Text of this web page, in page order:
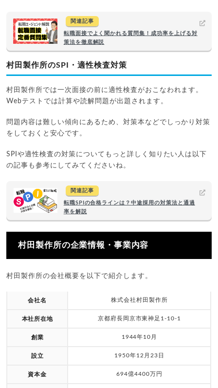
関連記事
転職面接でよく聞かれる質問集！成功率を上げる対
策法を徹底解説
村田製作所のSPI・適性検査対策
村田製作所では一次面接の前に適性検査がおこなわれます。
Webテストでは計算や読解問題が出題されます。
問題内容は難しい傾向にあるため、対策本などでしっかり対策
をしておくと安心です。
SPIや適性検査の対策についてもっと詳しく知りたい人は以下
の記事も参考にしてみてくださいね。
関連記事
転職SPIの合格ラインは？中途採用の対策法と通過
率を解説
村田製作所の企業情報・事業内容
村田製作所の会社概要を以下で紹介します。
会社名 株式会社村田製作所
本社所在地 京都府長岡京市東神足1-10-1
創業 1944年10月
設立 1950年12月23日
資本金 694億4400万円